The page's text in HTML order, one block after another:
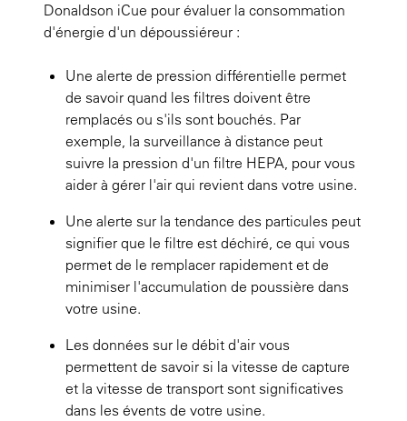
Donaldson iCue pour évaluer la consommation
d'énergie d'un dépoussiéreur :
Une alerte de pression différentielle permet
de savoir quand les filtres doivent être
remplacés ou s'ils sont bouchés. Par
exemple, la surveillance à distance peut
suivre la pression d'un filtre HEPA, pour vous
aider à gérer l'air qui revient dans votre usine.
Une alerte sur la tendance des particules peut
signifier que le filtre est déchiré, ce qui vous
permet de le remplacer rapidement et de
minimiser l'accumulation de poussière dans
votre usine.
Les données sur le débit d'air vous
permettent de savoir si la vitesse de capture
et la vitesse de transport sont significatives
dans les évents de votre usine.